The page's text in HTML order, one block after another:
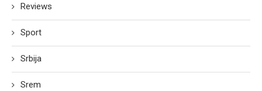
Reviews
Sport
Srbija
Srem